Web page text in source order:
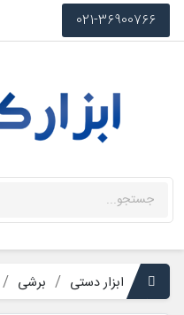
021-36900766
ابزار دستی برشی